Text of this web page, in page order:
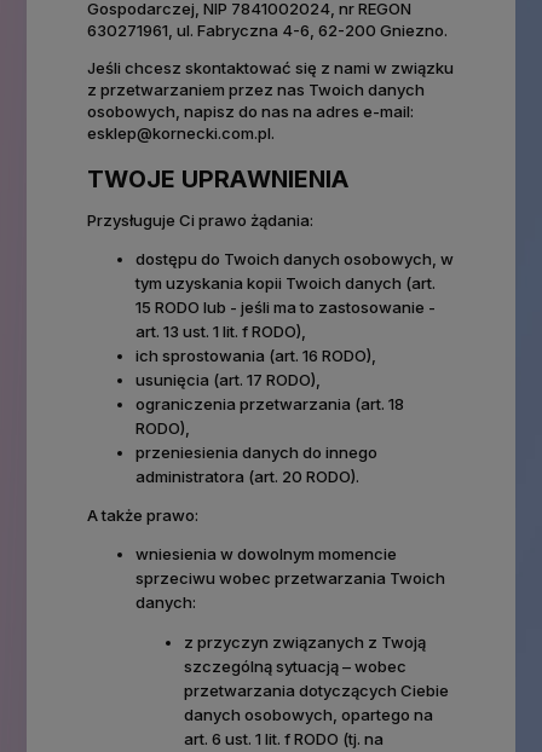
Gospodarczej, NIP 7841002024, nr REGON
630271961, ul. Fabryczna 4-6, 62-200 Gniezno.
Jeśli chcesz skontaktować się z nami w związku
z przetwarzaniem przez nas Twoich danych
osobowych, napisz do nas na adres e-mail:
esklep@kornecki.com.pl.
TWOJE UPRAWNIENIA
Przysługuje Ci prawo żądania:
dostępu do Twoich danych osobowych, w
tym uzyskania kopii Twoich danych (art.
15 RODO lub - jeśli ma to zastosowanie -
art. 13 ust. 1 lit. f RODO),
ich sprostowania (art. 16 RODO),
usunięcia (art. 17 RODO),
ograniczenia przetwarzania (art. 18
RODO),
przeniesienia danych do innego
administratora (art. 20 RODO).
A także prawo:
wniesienia w dowolnym momencie
sprzeciwu wobec przetwarzania Twoich
danych:
z przyczyn związanych z Twoją
szczególną sytuacją – wobec
przetwarzania dotyczących Ciebie
danych osobowych, opartego na
art. 6 ust. 1 lit. f RODO (tj. na